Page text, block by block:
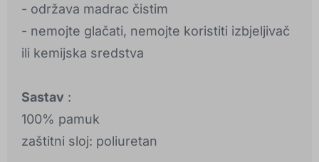
- održava madrac čistim
- nemojte glačati, nemojte koristiti izbjeljivač
ili kemijska sredstva
Sastav :
100% pamuk
zaštitni sloj: poliuretan